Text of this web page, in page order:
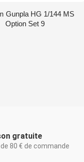
Gunpla HG 1/144 MS
Option Set 9
gratuite
80 € de commande